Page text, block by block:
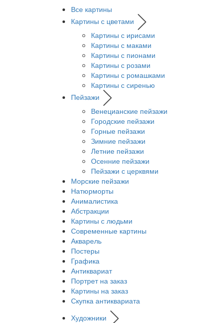
Все картины
Картины с цветами
Картины с ирисами
Картины с маками
Картины с пионами
Картины с розами
Картины с ромашками
Картины с сиренью
Пейзажи
Венецианские пейзажи
Городские пейзажи
Горные пейзажи
Зимние пейзажи
Летние пейзажи
Осенние пейзажи
Пейзажи с церквями
Морские пейзажи
Натюрморты
Анималистика
Абстракции
Картины с людьми
Современные картины
Акварель
Постеры
Графика
Антиквариат
Портрет на заказ
Картины на заказ
Скупка антиквариата
Художники